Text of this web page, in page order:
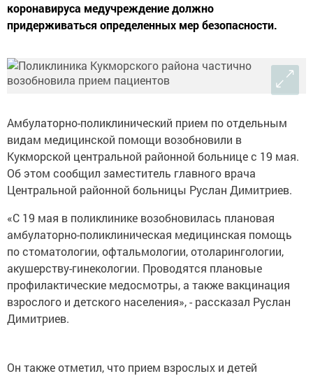
коронавируса медучреждение должно
придерживаться определенных мер безопасности.
Амбулаторно-поликлинический прием по отдельным
видам медицинской помощи возобновили в
Кукморской центральной районной больнице с 19 мая.
Об этом сообщил заместитель главного врача
Центральной районной больницы Руслан Димитриев.
«С 19 мая в поликлинике возобновилась плановая
амбулаторно-поликлиническая медицинская помощь
по стоматологии, офтальмологии, отоларингологии,
акушерству-гинекологии. Проводятся плановые
профилактические медосмотры, а также вакцинация
взрослого и детского населения», - рассказал Руслан
Димитриев.
Он также отметил, что прием взрослых и детей